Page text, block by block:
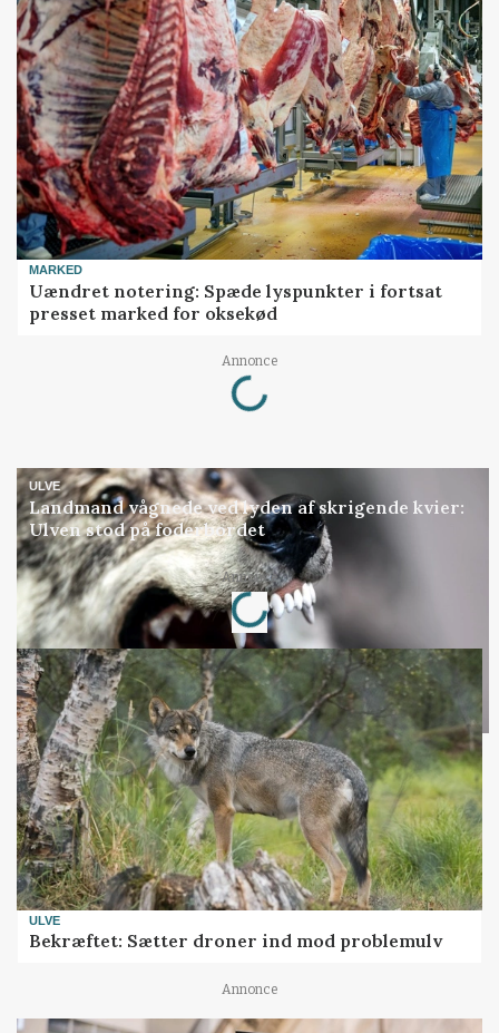
MARKED
Uændret notering: Spæde lyspunkter i fortsat
presset marked for oksekød
Annonce
Loading...
ULVE
Landmand vågnede ved lyden af skrigende kvier:
Ulven stod på foderbordet
Annonce
Loading...
ULVE
Bekræftet: Sætter droner ind mod problemulv
Annonce